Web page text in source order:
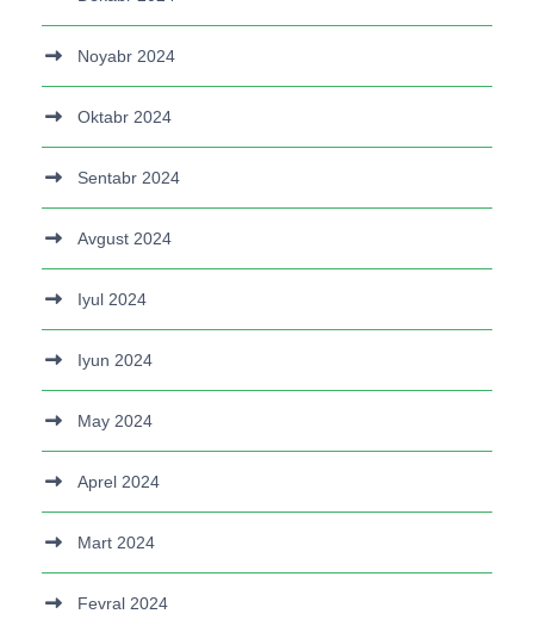
Noyabr 2024
Oktabr 2024
Sentabr 2024
Avgust 2024
Iyul 2024
Iyun 2024
May 2024
Aprel 2024
Mart 2024
Fevral 2024